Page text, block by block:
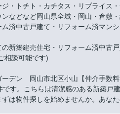
ジ・トチト・カチタス・リプライス
ンなどなど岡山県全域・岡山・倉敷
済中古戸建て・リフォーム済マン
の新築建売住宅・リフォーム済中古
相談可能です)
ーデン 岡山市北区小山【仲介手数
です。こちらは清潔感のある新築戸
は物件探しを始めませんか。あな